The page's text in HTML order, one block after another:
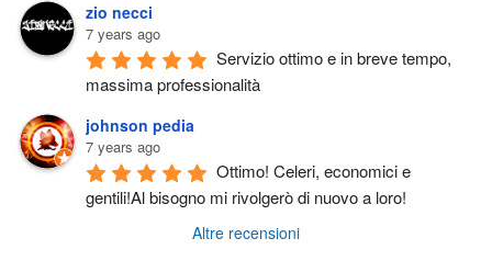
zio necci
7 years ago
Servizio ottimo e in breve tempo,
massima professionalità
johnson pedia
7 years ago
Ottimo! Celeri, economici e
gentili!Al bisogno mi rivolgerò di nuovo a loro!
Altre recensioni